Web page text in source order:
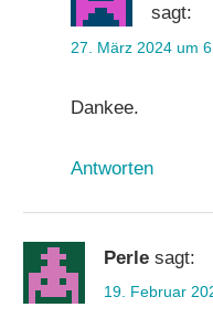
sagt:
27. März 2024 um
Dankee.
Antworten
Perle sagt:
19. Februar